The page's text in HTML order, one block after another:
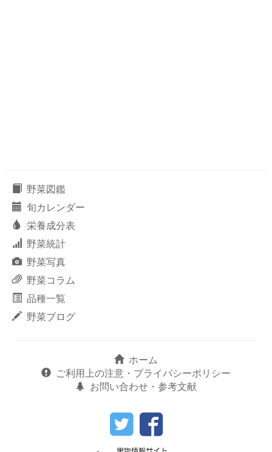
野菜図鑑
旬カレンダー
栄養成分表
野菜統計
野菜写真
野菜コラム
品種一覧
野菜ブログ
ホーム
ご利用上の注意・プライバシーポリシー
お問い合わせ・参考文献